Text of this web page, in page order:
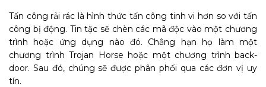
Tấn công rải rác là hình thức tấn công tinh vi hơn so với tấn
công bị động. Tin tặc sẽ chèn các mã độc vào một chương
trình hoặc ứng dụng nào đó. Chẳng hạn họ làm một
chương trình Trojan Horse hoặc một chương trình back-
door. Sau đó, chúng sẽ được phân phối qua các đơn vị uy
tín.